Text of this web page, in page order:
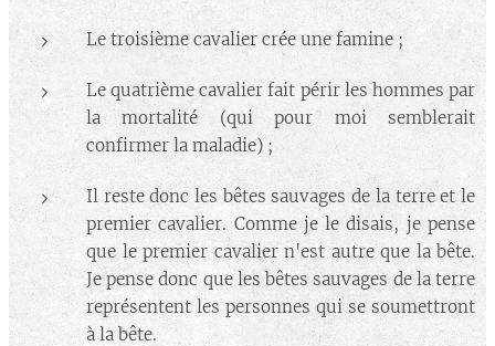
Le troisième cavalier crée une famine ;
Le quatrième cavalier fait périr les hommes par
la mortalité (qui pour moi semblerait
confirmer la maladie) ;
Il reste donc les bêtes sauvages de la terre et le
premier cavalier. Comme je le disais, je pense
que le premier cavalier n'est autre que la bête.
Je pense donc que les bêtes sauvages de la terre
représentent les personnes qui se soumettront
à la bête.